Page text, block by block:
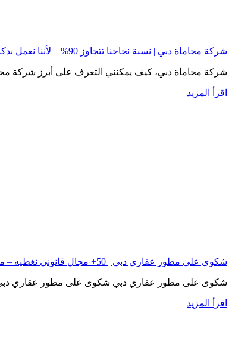
شركة محاماة دبي | نسبة نجاحنا تتجاوز 90% – لأننا نعمل بذكاء وخبرة
شركة محاماة دبي، كيف يمكنني التعرف على أبرز شركة
اقرأ المزيد
شكوى على مطور عقاري دبي | 50+ مجال قانوني نغطيه – من الأحوال إلى العقارات
شكوى على مطور عقاري دبي شكوى على مطور عقاري دبي
اقرأ المزيد